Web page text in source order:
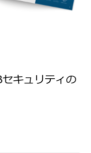
キュリティの